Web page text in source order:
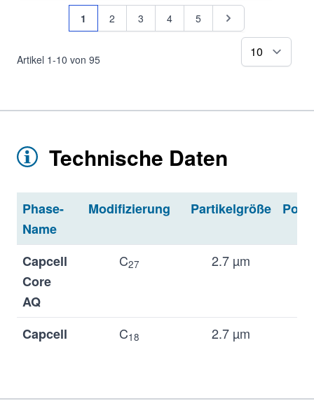
Artikel 1-10 von 95
Seite
Sie lesen gerade Seite
1 Seite
2 Seite
3 Seite
4 Seite
5 Seite
Technische Daten
Phase-
Name
Modifizierung Partikelgröße
Capcell
Core
AQ
C27 2.7 µm
Capcell
C18 2.7 µm